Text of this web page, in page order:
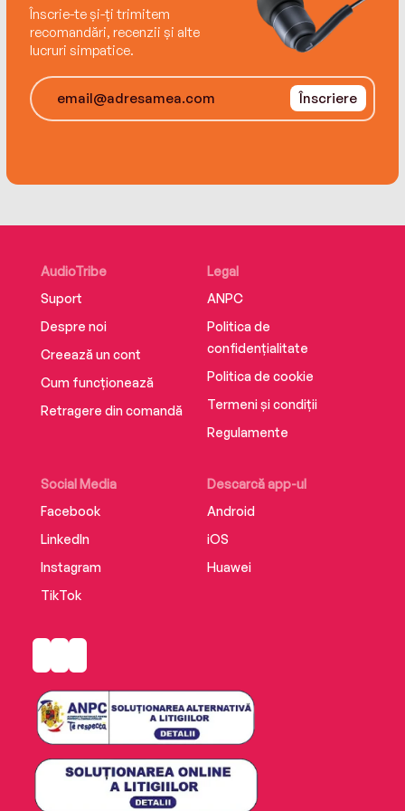
Înscrie-te și-ți trimitem
recomandări, recenzii și alte
lucruri simpatice.
Înscriere
AudioTribe
Suport
Despre noi
Creează un cont
Cum funcționează
Retragere din comandă
Social Media
Facebook
LinkedIn
Instagram
TikTok
Descarcă app-ul
Android
iOS
Huawei
Legal
ANPC
Politica de
confidențialitate
Politica de cookie
Termeni și condiții
Regulamente